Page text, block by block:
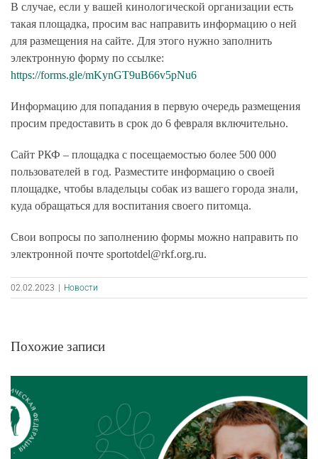
В случае, если у вашей кинологической организации есть
такая площадка, просим вас направить информацию о ней
для размещения на сайте. Для этого нужно заполнить
электронную форму по ссылке:
https://forms.gle/mKynGT9uB66v5pNu6
Информацию для попадания в первую очередь размещения
просим предоставить в срок до 6 февраля включительно.
Сайт РКФ – площадка с посещаемостью более 500 000
пользователей в год. Разместите информацию о своей
площадке, чтобы владельцы собак из вашего города знали,
куда обращаться для воспитания своего питомца.
Свои вопросы по заполнению формы можно направить по
электронной почте sportotdel@rkf.org.ru.
02.02.2023 Новости
Похожие записи